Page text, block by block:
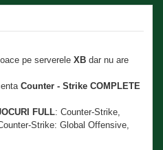
pe servereleXB dar nu are
Counter - Strike COMPLETE
FULL: Counter-Strike,
Strike: Global Offensive,